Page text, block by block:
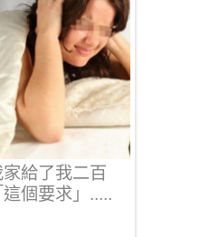
給了我二百
個要求」.....